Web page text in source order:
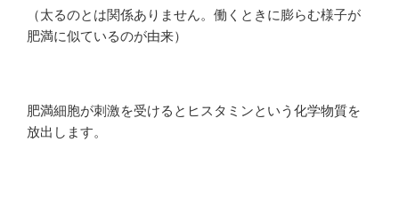
（太るのとは関係ありません。働くときに膨らむ様子が
肥満に似ているのが由来）
肥満細胞が刺激を受けるとヒスタミンという化学物質を
放出します。